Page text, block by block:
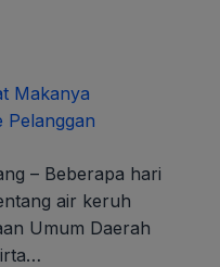
– Beberapa hari
air keruh
Umum Daerah